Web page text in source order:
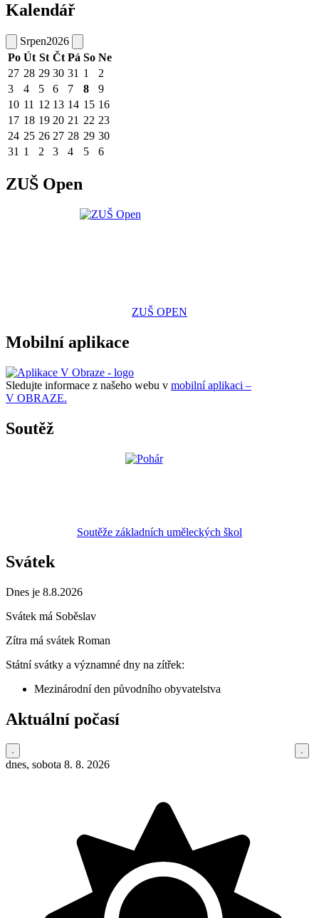
Kalendář
Srpen2026
Po Út St Čt Pá So Ne
27 28 29 30 31 1
2
3
4 5 6 7 8
9
10 11 12 13 14 15 16
17 18 19 20 21 22 23
24 25 26 27 28 29 30
31 1 2 3 4 5 6
ZUŠ Open
ZUŠ OPEN
Mobilní aplikace
Sledujte informace z našeho webu v mobilní aplikaci –
V OBRAZE.
Soutěž
Soutěže základních uměleckých škol
Svátek
Dnes je 8.8.2026
Svátek má Soběslav
Zítra má svátek Roman
Státní svátky a významné dny na zítřek:
Mezinárodní den původního obyvatelstva
Aktuální počasí
dnes, sobota 8. 8. 2026